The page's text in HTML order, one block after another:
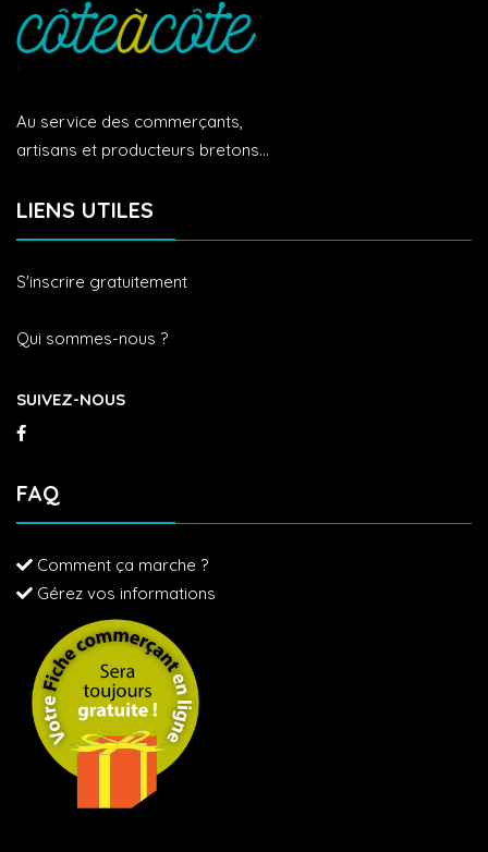
Au service des commerçants,
artisans et producteurs bretons...
LIENS UTILES
S'inscrire gratuitement
Qui sommes-nous ?
SUIVEZ-NOUS
FAQ
Comment ça marche ?
Gérez vos informations